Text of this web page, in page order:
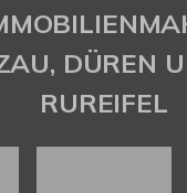
DÜREN
RUREIFEL